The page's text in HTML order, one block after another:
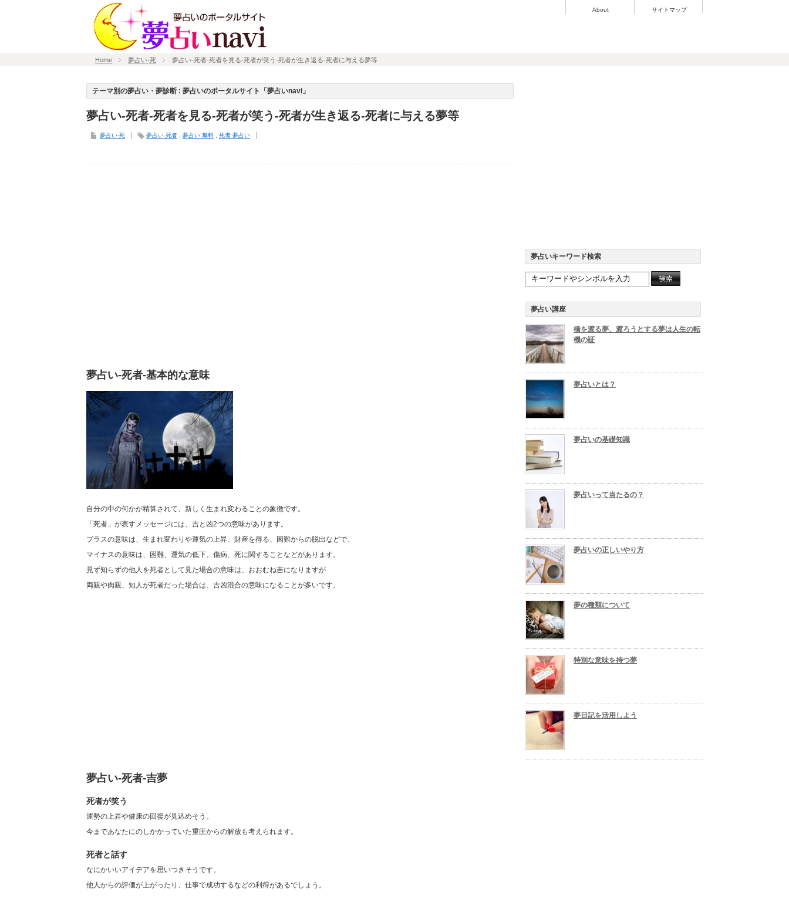
About サイトマップ
Home 夢占い-死 夢占い-死者-死者を見る-死者が笑う-死者が生き返る-死者に与える夢等
テーマ別の夢占い・夢診断 : 夢占いのポータルサイト「夢占いnavi」
夢占い-死者-死者を見る-死者が笑う-死者が生き返る-死者に与える夢等
夢占い-死 夢占い 死者 夢占い 無料 死者 夢占い
夢占い-死者-基本的な意味
自分の中の何かが精算されて、新しく生まれ変わることの象徴です。
「死者」が表すメッセージには、吉と凶2つの意味があります。
プラスの意味は、生まれ変わりや運気の上昇、財産を得る、困難からの脱出などで、
マイナスの意味は、困難、運気の低下、傷病、死に関することなどがあります。
見ず知らずの他人を死者として見た場合の意味は、おおむね吉になりますが
両親や肉親、知人が死者だった場合は、吉凶混合の意味になることが多いです。
夢占い-死者-吉夢
死者が笑う
運勢の上昇や健康の回復が見込めそう。
今まであなたにのしかかっていた重圧からの解放も考えられます。
死者と話す
なにかいいアイデアを思いつきそうです。
他人からの評価が上がったり、仕事で成功するなどの利得があるでしょう。
夢占いキーワード検索
夢占い講座
橋を渡る夢、渡ろうとする夢は人生の転
機の証
夢占いとは？
夢占いの基礎知識
夢占いって当たるの？
夢占いの正しいやり方
夢の種類について
特別な意味を持つ夢
夢日記を活用しよう